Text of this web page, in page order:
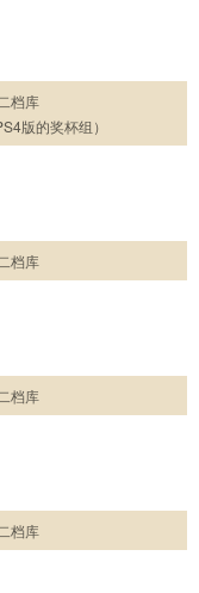
档库
版的奖杯组）
档库
档库
档库